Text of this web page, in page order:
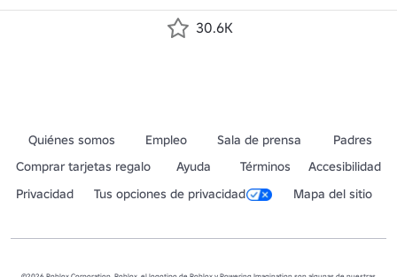
30.6K
Quiénes somos Empleo Sala de prensa
Padres
Comprar tarjetas regalo
Ayuda Términos
Accesibilidad
Privacidad
Tus opciones de privacidad Mapa del sitio